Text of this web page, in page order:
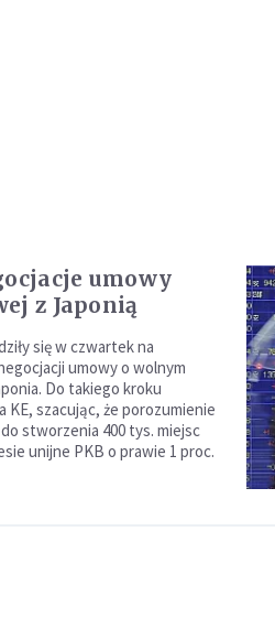
umowy
z Japonią
się w czwartek na
umowy o wolnym
Do takiego kroku
KE, szacując, że porozumienie
stworzenia 400 tys. miejsc
unijne PKB o prawie 1 proc.